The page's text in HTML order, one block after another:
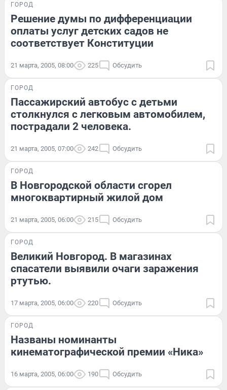
ГОРОД
Решение думы по дифференциации
оплаты услуг детских садов не
соответствует Конституции
21 марта, 2005, 08:00 225 Обсудить
ГОРОД
Пассажирский автобус с детьми
столкнулся с легковым автомобилем,
пострадали 2 человека.
21 марта, 2005, 07:00 242 Обсудить
ГОРОД
В Новгородской области сгорел
многоквартирный жилой дом
21 марта, 2005, 06:00 215 Обсудить
ГОРОД
Великий Новгород. В магазинах
спасатели выявили очаги заражения
ртутью.
17 марта, 2005, 06:00 220 Обсудить
ГОРОД
Названы номинанты
кинематографической премии «Ника»
16 марта, 2005, 06:00 190 Обсудить